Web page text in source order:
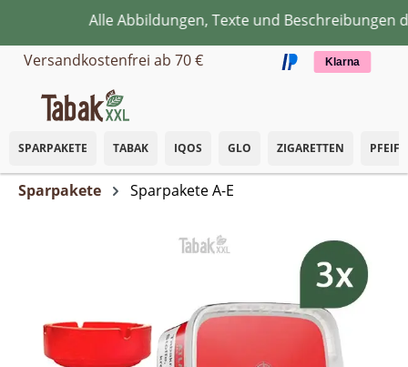
Zum Hauptinhalt springen
Alle Abbildungen, Texte und Beschreibungen
Versandkostenfrei ab 70 €
Klarna
SPARPAKETE TABAK IQOS GLO ZIGARETTEN
Sparpakete Sparpakete A-E